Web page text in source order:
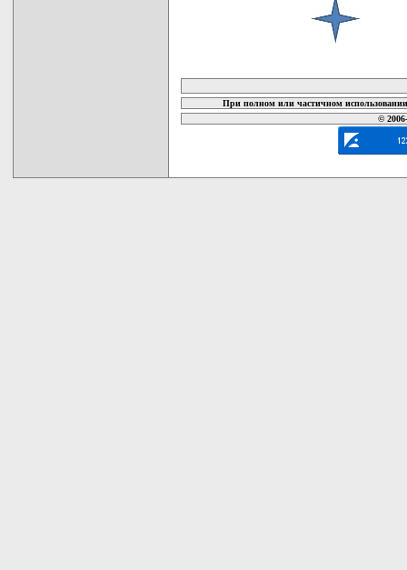
При полном или частичном
©